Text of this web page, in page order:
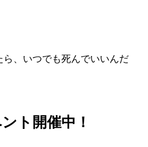
ら、いつでも死んでいいんだ
ト開催中！